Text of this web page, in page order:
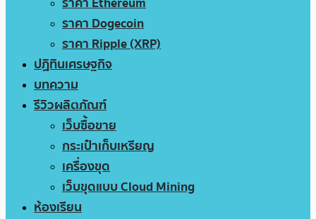
ราคา Dogecoin
ราคา Ripple (XRP)
ปฏิทินเศรษฐกิจ
บทความ
รีวิวผลิตภัณฑ์
เว็บซื้อขาย
กระเป๋าเก็บเหรียญ
เครื่องขุด
เว็บขุดแบบ Cloud Mining
ห้องเรียน